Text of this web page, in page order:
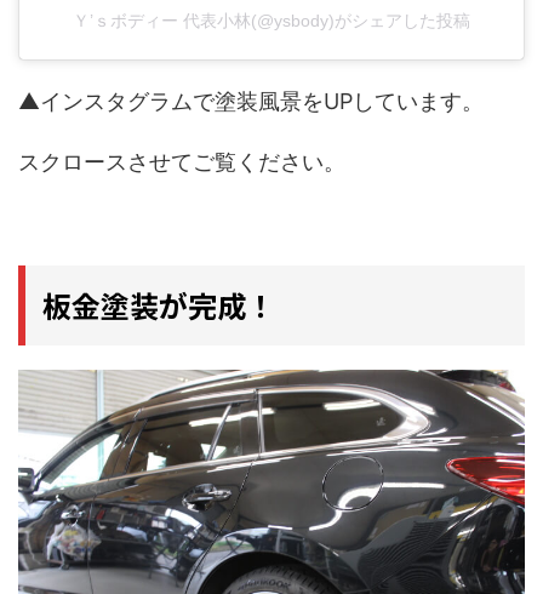
Ｙ’ｓボディー 代表小林(@ysbody)がシェアした投稿
▲インスタグラムで塗装風景をUPしています。
スクロースさせてご覧ください。
板金塗装が完成！